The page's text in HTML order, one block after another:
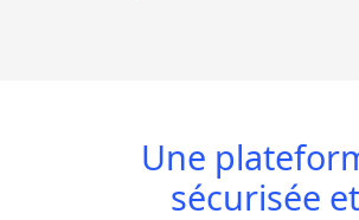
Une
sécurisée et